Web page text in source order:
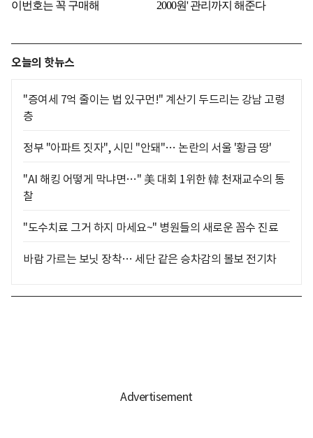
오늘의 핫뉴스
"증여세 7억 줄이는 법 있구먼!" 계산기 두드리는 강남 고령
층
정부 "아파트 짓자", 시민 "안돼"… 논란의 서울 '황금 땅'
"AI 해킹 어떻게 막냐면…" 美 대회 1위한 韓 천재교수의 통
찰
"도수치료 그거 하지 마세요~" 병원들의 새로운 꼼수 진료
바람 가르는 보닛 장착… 세단 같은 승차감의 볼보 전기차